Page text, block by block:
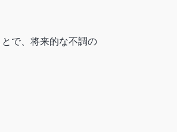
で、将来的な不調の